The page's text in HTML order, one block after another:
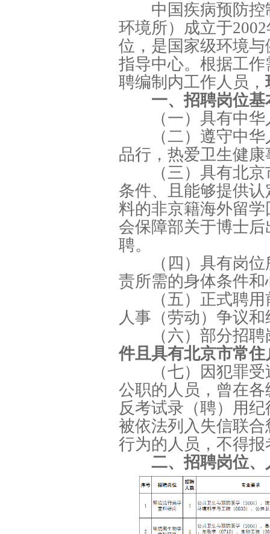
中国疾病预防
环境所）成立于
位，是国家级环境
指导中心。根据工
聘编制内工作人员，
一、招聘岗位基
（一）具有中
（二）遵守中
品行，热爱卫生健康
（三）具有北
条件、且能够提供
料的非京籍海外留
会保障部关于博士
聘。
（四）具有岗
责所需的身体条件
（五）正式聘
人事（劳动）争议
（六）部分招
件且具有北京市常
（七）因犯罪
公职的人员，曾在
反考试录（聘）用
被依法列入失信联
行为的人员，不得报
二、招聘岗位